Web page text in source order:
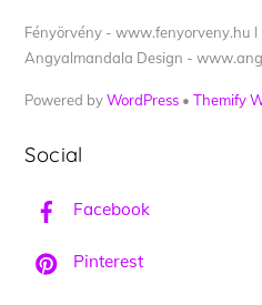
Fényörvény - www.fenyorveny.hu
Angyalmandala Design -
Powered byWordPress •Themify
Social
Facebook
Pinterest